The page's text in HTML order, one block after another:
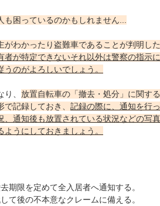
も困っているのかもしれません...
がわかったり盗難車であることが判明した
者が特定できないそれ以外は警察の指示に
のがよろしいでしょう。
、 放置自転車の「撤去・処分」に関する
記録しておき、 記録の際に、通知を行っ
通知後も放置されている状況などの写真
うにしておきましょう。
期限を定めて全入居者へ通知する。
て後の不本意なクレームに備える。